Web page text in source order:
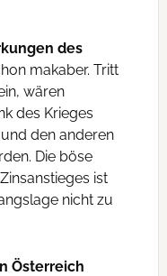
des
makaber. Tritt
wären
des Krieges
den anderen
Die böse
ist
nicht zu
Österreich